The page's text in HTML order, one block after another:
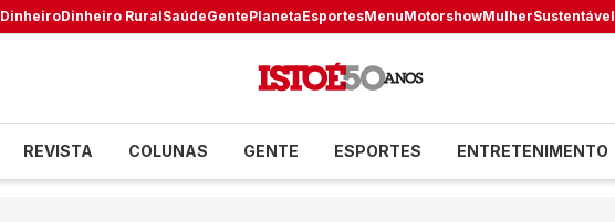
DinheiroDinheiro RuralSaúdeGentePlanetaEsportesMenuMotorshowMulherSustentável
REVISTA COLUNAS GENTE ESPORTES ENTRETENIMENTO